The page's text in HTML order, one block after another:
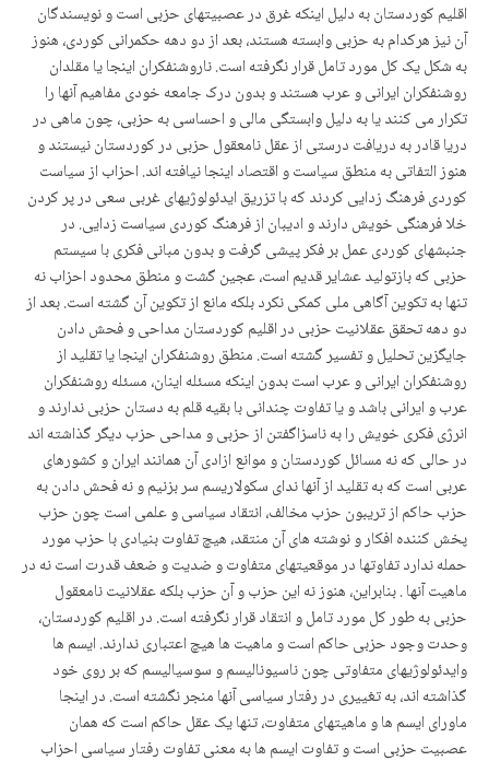
اقلیم کوردستان به دلیل اینکه غرق در عصبیتهای حزبی است و نویسندگان
آن نیز هرکدام به حزبی وابسته هستند، بعد از دو دهه حکمرانی کوردی، هنوز
به شکل یک کل مورد تامل قرار نگرفته است. ناروشنفکران اینجا یا مقلدان
روشنفکران ایرانی و عرب هستند و بدون درک جامعه خودی مفاهیم آنها را
تکرار می کنند یا به دلیل وابستگی مالی و احساسی به حزبی، چون ماهی در
دریا قادر به دریافت درستی از عقل نامعقول حزبی در کوردستان نیستند و
هنوز التفاتی به منطق سیاست و اقتصاد اینجا نیافته اند. احزاب از سیاست
کوردی فرهنگ زدایی کردند که با تزریق ایدئولوژیهای غربی سعی در پر کردن
خلا فرهنگی خویش دارند و ادیبان از فرهنگ کوردی سیاست زدایی. در
جنبشهای کوردی عمل بر فکر پیشی گرفت و بدون مبانی فکری با سیستم
حزبی که بازتولید عشایر قدیم است، عجین گشت و منطق محدود احزاب نه
تنها به تکوین آگاهی ملی کمکی نکرد بلکه مانع از تکوین آن گشته است. بعد از
دو دهه تحقق عقلانیت حزبی در اقلیم کوردستان مداحی و فحش دادن
جایگزین تحلیل و تفسیر گشته است. منطق روشنفکران اینجا یا تقلید از
روشنفکران ایرانی و عرب است بدون اینکه مسئله اینان، مسئله روشنفکران
عرب و ایرانی باشد و یا تفاوت چندانی با بقیه قلم به دستان حزبی ندارند و
انرژی فکری خویش را به ناسزاگفتن از حزبی و مداحی حزب دیگر گذاشته اند
در حالی که نه مسائل کوردستان و موانع ازادی آن همانند ایران و کشورهای
عربی است که به تقلید از آنها ندای سکولاریسم سر بزنیم و نه فحش دادن به
حزب حاکم از تریبون حزب مخالف، انتقاد سیاسی و علمی است چون حزب
پخش کننده افکار و نوشته های آن منتقد، هیچ تفاوت بنیادی با حزب مورد
حمله ندارد تفاوتها در موقعیتهای متفاوت و ضدیت و ضعف قدرت است نه در
ماهیت آنها . بنابراین، هنوز نه این حزب و آن حزب بلکه عقلانیت نامعقول
حزبی به طور کل مورد تامل و انتقاد قرار نگرفته است. در اقلیم کوردستان،
وحدت وجود حزبی حاکم است و ماهیت ها هیچ اعتباری ندارند. ایسم ها
وایدئولوژیهای متفاوتی چون ناسیونالیسم و سوسیالیسم که بر روی خود
گذاشته اند، به تغییری در رفتار سیاسی آنها منجر نگشته است. در اینجا
ماورای ایسم ها و ماهیتهای متفاوت، تنها یک عقل حاکم است که همان
عصبیت حزبی است و تفاوت ایسم ها به معنی تفاوت رفتار سیاسی احزاب